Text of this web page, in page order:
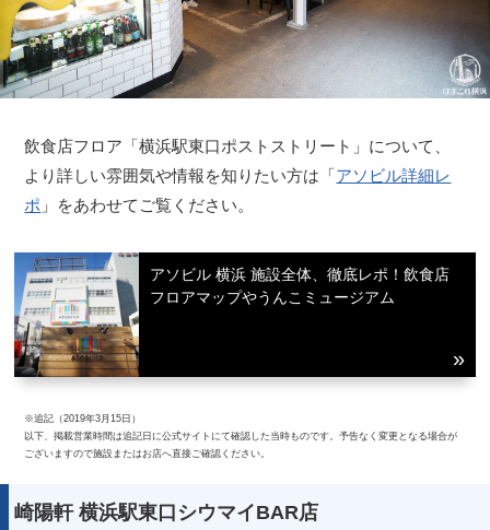
飲食店フロア「横浜駅東口ポストストリート」について、
より詳しい雰囲気や情報を知りたい方は「アソビル詳細レ
ポ 」をあわせてご覧ください。
アソビル 横浜 施設全体、徹底レポ！飲食店
フロアマップやうんこミュージアム
※追記（2019年3月15日）
以下、掲載営業時間は追記日に公式サイトにて確認した当時ものです。予告なく変更となる場合が
ございますので施設またはお店へ直接ご確認ください。
崎陽軒 横浜駅東口シウマイBAR店